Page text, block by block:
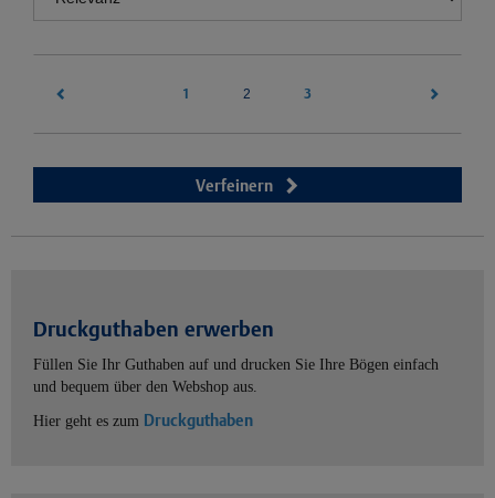
1 2 3
Verfeinern
Druckguthaben erwerben
Füllen Sie Ihr Guthaben auf und drucken Sie Ihre Bögen einfach
und bequem über den Webshop aus.
Hier geht es zum Druckguthaben